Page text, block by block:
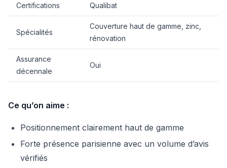
Certifications Qualibat
Spécialités
Couverture haut de gamme, zinc,
rénovation
Assurance
décennale
Oui
Ce qu’on aime :
Positionnement clairement haut de gamme
Forte présence parisienne avec un volume d’avis
vérifiés